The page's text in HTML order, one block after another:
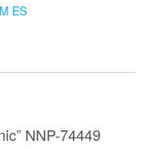
ES
NNP-74449